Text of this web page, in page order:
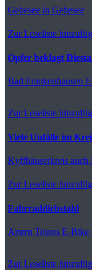
Gebesee in Gebesee
Zur Leseliste
Opfer beklagt
Bad Frankenhausen
Zur Leseliste
Viele Unfälle im
Kyffhäuserkreis auch
Zur Leseliste
Fahrraddiebstahl
Artern Teures E-Bike
Zur Leseliste